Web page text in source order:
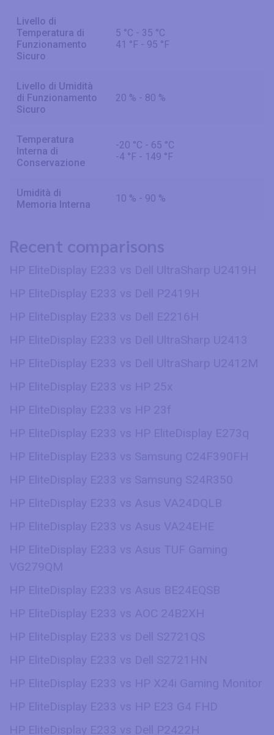
Livello di
Temperatura di
Funzionamento
Sicuro
5 °C - 35 °C
41 °F - 95 °F
Livello di Umidità
di Funzionamento
Sicuro
20 % - 80 %
Temperatura
Interna di
Conservazione
-20 °C - 65 °C
-4 °F - 149 °F
Umidità di
Memoria Interna
10 % - 90 %
Recent comparisons